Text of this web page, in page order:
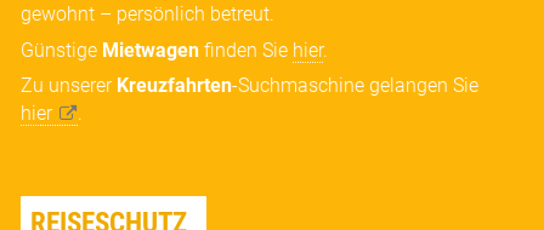
gewohnt – persönlich betreut.
Günstige Mietwagenfinden Sie hier.
Zu unserer Kreuzfahrten-Suchmaschine gelangen Sie
hier
.